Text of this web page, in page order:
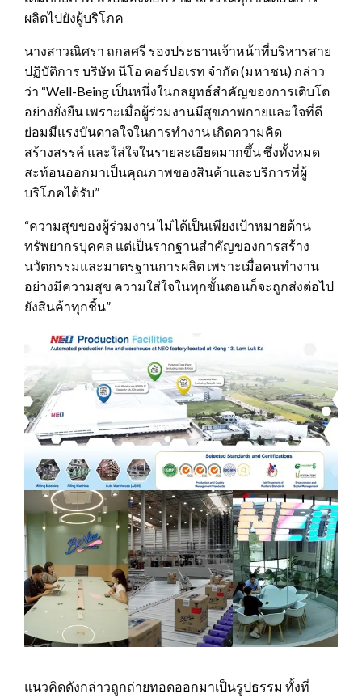
ผลิตไปยังผู้บริโภค
นางสาวณิศรา ถกลศรี รองประธานเจ้าหน้าที่บริหารสาย
ปฏิบัติการ บริษัท นีโอ คอร์ปอเรท จำกัด (มหาชน) กล่าว
ว่า “Well-Being เป็นหนึ่งในกลยุทธ์สำคัญของการเติบโต
อย่างยั่งยืน เพราะเมื่อผู้ร่วมงานมีสุขภาพกายและใจที่ดี
ย่อมมีแรงบันดาลใจในการทำงาน เกิดความคิด
สร้างสรรค์ และใส่ใจในรายละเอียดมากขึ้น ซึ่งทั้งหมด
สะท้อนออกมาเป็นคุณภาพของสินค้าและบริการที่ผู้
บริโภคได้รับ”
“ความสุขของผู้ร่วมงาน ไม่ได้เป็นเพียงเป้าหมายด้าน
ทรัพยากรบุคคล แต่เป็นรากฐานสำคัญของการสร้าง
นวัตกรรมและมาตรฐานการผลิต เพราะเมื่อคนทำงาน
อย่างมีความสุข ความใส่ใจในทุกขั้นตอนก็จะถูกส่งต่อไป
ยังสินค้าทุกชิ้น”
แนวคิดดังกล่าวถูกถ่ายทอดออกมาเป็นรูปธรรม ทั้งที่